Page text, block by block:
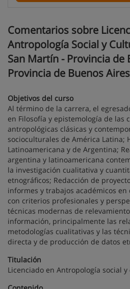
Comentarios sobre
Antropología Social y
San Martín - Provincia de
Provincia de Buenos Aires
Objetivos del curso
Al término de la carrera, el
en Filosofía y epistemología de las
antropológicas clásicas y
socioculturales de América Latina;
Latinoamericana y de Argentina;
argentina y latinoamericana
la investigación cualitativa y
etnográficos; Redacción de
informes y trabajos académicos en
con criterios profesionales y
técnicas modernas de
información, principalmente las
metodologías cualitativas y las
directa y de producción de datos
Titulación
Licenciado en Antropología social